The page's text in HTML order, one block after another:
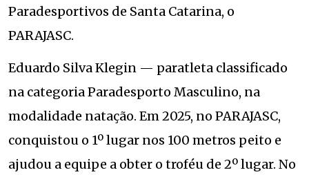
Paradesportivos de Santa Catarina, o
PARAJASC.
Eduardo Silva Klegin — paratleta classificado
na categoria Paradesporto Masculino, na
modalidade natação. Em 2025, no PARAJASC,
conquistou o 1º lugar nos 100 metros peito e
ajudou a equipe a obter o troféu de 2º lugar. No